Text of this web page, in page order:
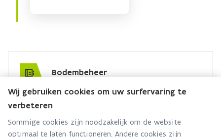
Bodembeheer
Hebt u een vraag voor dit team? Stel ze hier:
Via contact formulier
Wij gebruiken cookies om uw surfervaring te
verbeteren
Sommige cookies zijn noodzakelijk om de website
optimaal te laten functioneren. Andere cookies zijn